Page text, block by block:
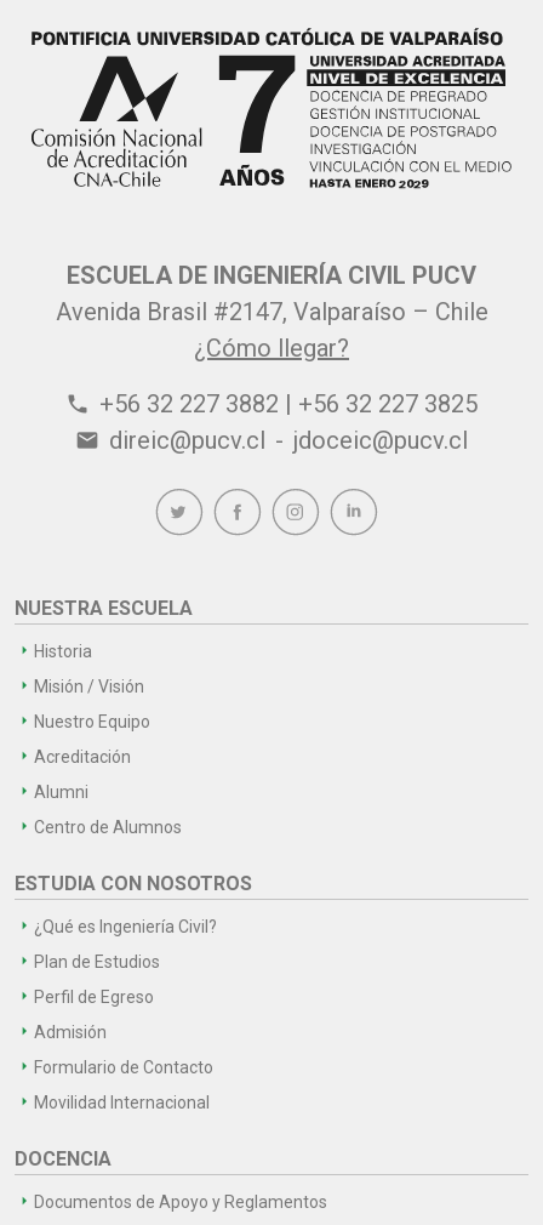
ESCUELA DE INGENIERÍA CIVIL PUCV
Avenida Brasil #2147, Valparaíso – Chile
¿Cómo llegar?
phone +56 32 227 3882 | +56 32 227 3825
email direic@pucv.cl - jdoceic@pucv.cl
NUESTRA ESCUELA
Historia
Misión / Visión
Nuestro Equipo
Acreditación
Alumni
Centro de Alumnos
ESTUDIA CON NOSOTROS
¿Qué es Ingeniería Civil?
Plan de Estudios
Perfil de Egreso
Admisión
Formulario de Contacto
Movilidad Internacional
DOCENCIA
Documentos de Apoyo y Reglamentos